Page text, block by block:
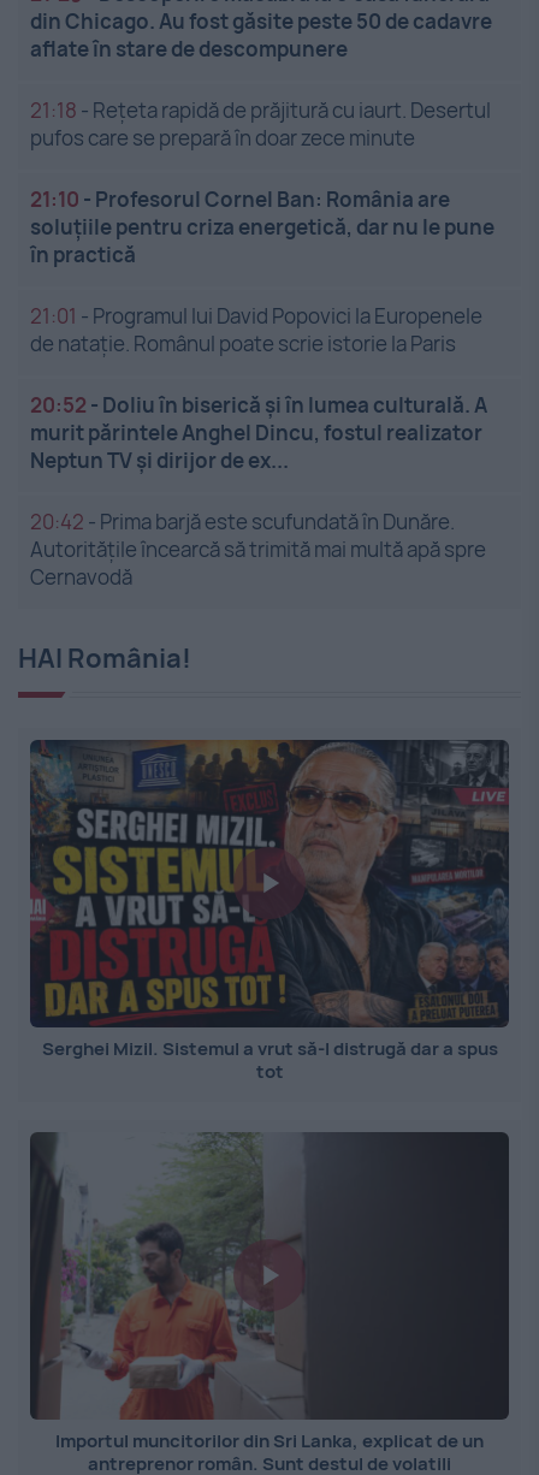
din Chicago. Au fost găsite peste 50 de cadavre
aflate în stare de descompunere
21:18 - Rețeta rapidă de prăjitură cu iaurt. Desertul
pufos care se prepară în doar zece minute
21:10 - Profesorul Cornel Ban: România are
soluțiile pentru criza energetică, dar nu le pune
în practică
21:01 - Programul lui David Popovici la Europenele
de natație. Românul poate scrie istorie la Paris
20:52 - Doliu în biserică și în lumea culturală. A
murit părintele Anghel Dincu, fostul realizator
Neptun TV și dirijor de ex...
20:42 - Prima barjă este scufundată în Dunăre.
Autoritățile încearcă să trimită mai multă apă spre
Cernavodă
HAI România!
Serghei Mizil. Sistemul a vrut să-l distrugă dar a spus
tot
Importul muncitorilor din Sri Lanka, explicat de un
antreprenor român. Sunt destul de volatili